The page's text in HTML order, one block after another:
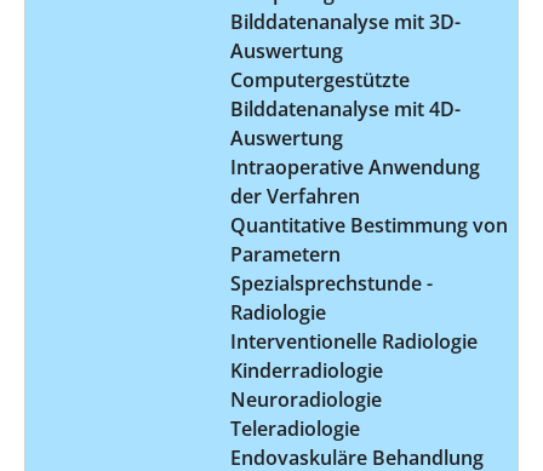
Bilddatenanalyse mit 3D-
Auswertung
Computergestützte
Bilddatenanalyse mit 4D-
Auswertung
Intraoperative Anwendung
der Verfahren
Quantitative Bestimmung von
Parametern
Spezialsprechstunde -
Radiologie
Interventionelle Radiologie
Kinderradiologie
Neuroradiologie
Teleradiologie
Endovaskuläre Behandlung